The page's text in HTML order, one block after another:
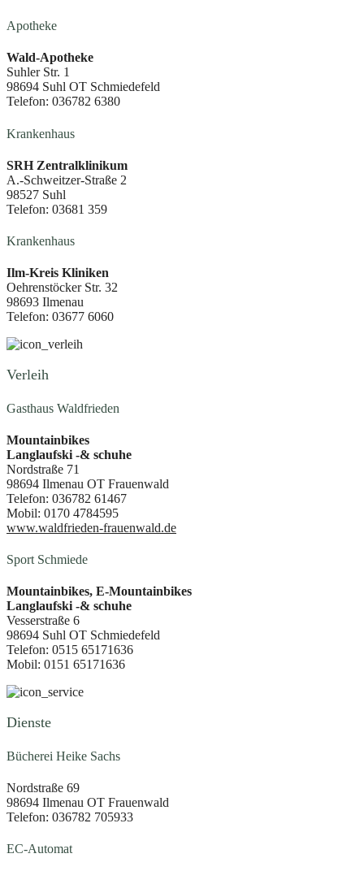
Apotheke
Wald-Apotheke
Suhler Str. 1
98694 Suhl OT Schmiedefeld
Telefon: 036782 6380
Krankenhaus
SRH Zentralklinikum
A.-Schweitzer-Straße 2
98527 Suhl
Telefon: 03681 359
Krankenhaus
Ilm-Kreis Kliniken
Oehrenstöcker Str. 32
98693 Ilmenau
Telefon: 03677 6060
Verleih
Gasthaus Waldfrieden
Mountainbikes
Langlaufski -& schuhe
Nordstraße 71
98694 Ilmenau OT Frauenwald
Telefon: 036782 61467
Mobil: 0170 4784595
www.waldfrieden-frauenwald.de
Sport Schmiede
Mountainbikes, E-Mountainbikes
Langlaufski -& schuhe
Vesserstraße 6
98694 Suhl OT Schmiedefeld
Telefon: 0515 65171636
Mobil: 0151 65171636
Dienste
Bücherei Heike Sachs
Nordstraße 69
98694 Ilmenau OT Frauenwald
Telefon: 036782 705933
EC-Automat